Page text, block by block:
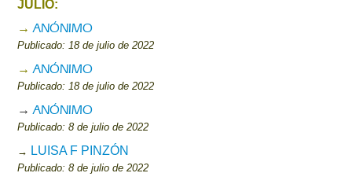
JULIO:
→ANÓNIMO
Publicado: 18 de julio de 2022
→ANÓNIMO
Publicado: 18 de julio de 2022
→ANÓNIMO
Publicado: 8 de julio de 2022
→ LUISA F PINZÓN
Publicado: 8 de julio de 2022